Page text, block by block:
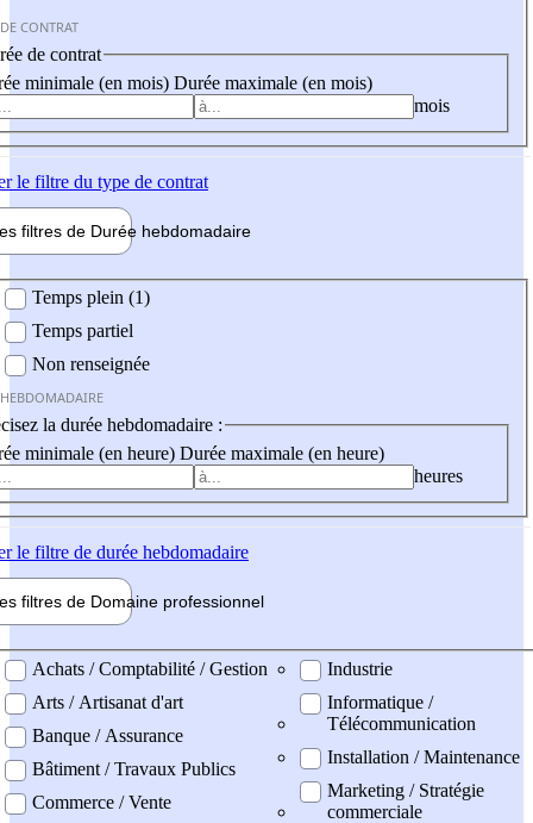
CONTRAT
de contrat
minimale (en mois) Durée maximale (en mois)
mois
le filtre du type de contrat
filtres de Durée hebdomadaire
Temps plein (1)
Temps partiel
Non renseignée
la durée hebdomadaire :
minimale (en heure) Durée maximale (en heure)
heures
le filtre de durée hebdomadaire
filtres de Domaine professionnel
professionel
Achats / Comptabilité / Gestion
Arts / Artisanat d'art
Banque / Assurance
Bâtiment / Travaux Publics
Commerce / Vente
Industrie
Informatique /
Télécommunication
Installation / Maintenance
Marketing / Stratégie
commerciale